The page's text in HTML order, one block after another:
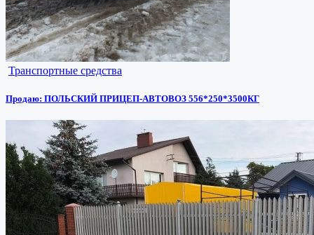
Транспортные средства
Продаю: ПОЛЬСКИЙ ПРИЦЕП-АВТОВОЗ 556*250*3500КГ